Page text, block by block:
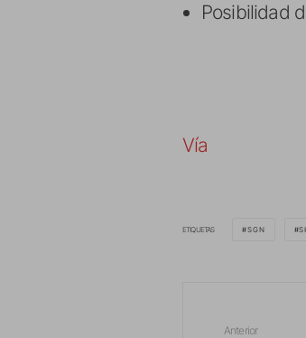
Posibilidad
Vía
ETIQUETAS SGN
Anterior